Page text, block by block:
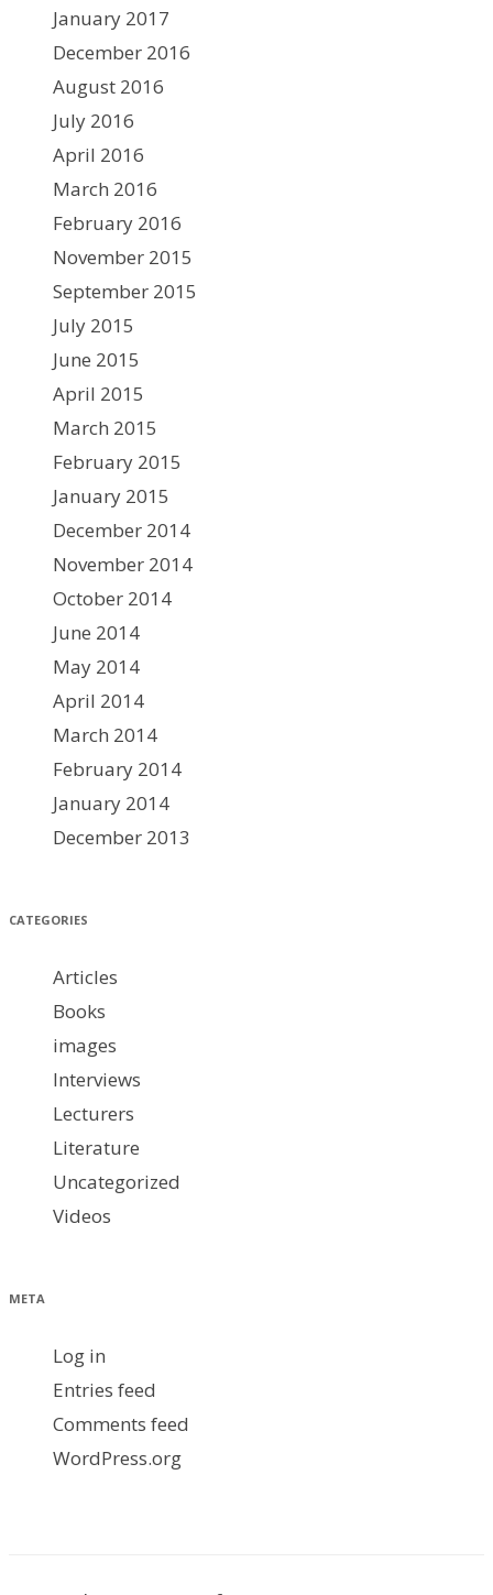
January 2017
December 2016
August 2016
July 2016
April 2016
March 2016
February 2016
November 2015
September 2015
July 2015
June 2015
April 2015
March 2015
February 2015
January 2015
December 2014
November 2014
October 2014
June 2014
May 2014
April 2014
March 2014
February 2014
January 2014
December 2013
CATEGORIES
Articles
Books
images
Interviews
Lecturers
Literature
Uncategorized
Videos
META
Log in
Entries feed
Comments feed
WordPress.org